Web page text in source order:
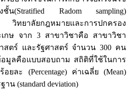
ชั้น(Stratified Radom sampling)
าลัยกฎหมายและการปกครอง
เกษ จาก 3 สาขาวิชาคือ สาขาวิชา
สตร์ และรัฐศาสตร์ จำนวน 300 คน
อมูลคือแบบสอบถาม สถิติที่ใช้ในการ
ยละ (Percentage) ค่าเฉลี่ย (Mean)
น (standard deviation)